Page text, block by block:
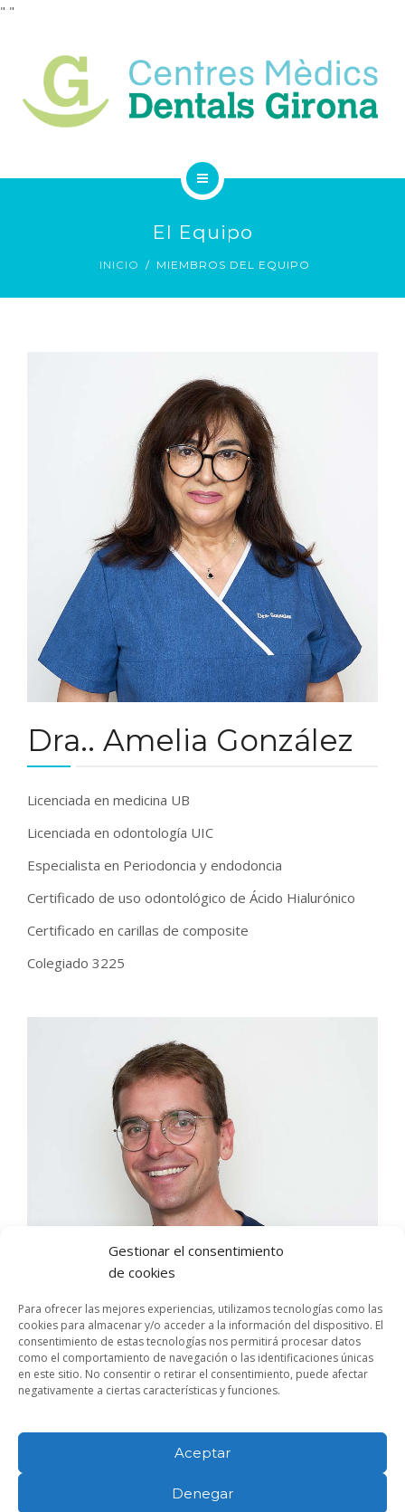
Gestionar el consentimiento
de cookies
Para ofrecer las mejores experiencias, utilizamos tecnologías como las
cookies para almacenar y/o acceder a la información del dispositivo. El
consentimiento de estas tecnologías nos permitirá procesar datos
como el comportamiento de navegación o las identificaciones únicas
en este sitio. No consentir o retirar el consentimiento, puede afectar
negativamente a ciertas características y funciones.
Aceptar
Denegar
" "
CUADRO MÉDICO
CONTACTO
El Equipo
INICIO MIEMBROS DEL EQUIPO
Dra.. Amelia González
Licenciada en medicina UB
Licenciada en odontología UIC
Especialista en Periodoncia y endodoncia
Certificado de uso odontológico de Ácido Hialurónico
Certificado en carillas de composite
Colegiado 3225
Dr. Alex Grau
Graduado en odontología UIC